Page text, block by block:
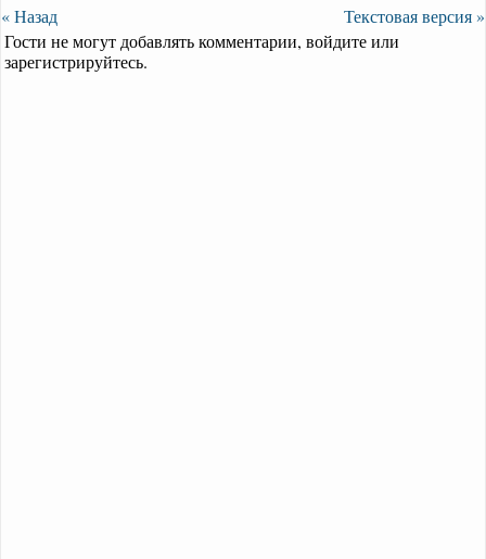
« Назад
Текстовая версия »
Гости не могут добавлять комментарии, войдите или
зарегистрируйтесь.